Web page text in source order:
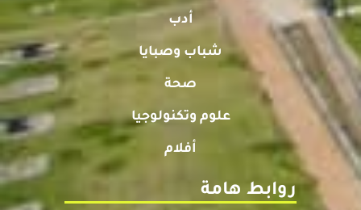
أدب
شباب وصبايا
صحة
علوم وتكنولوجيا
أفلام
روابط هامة